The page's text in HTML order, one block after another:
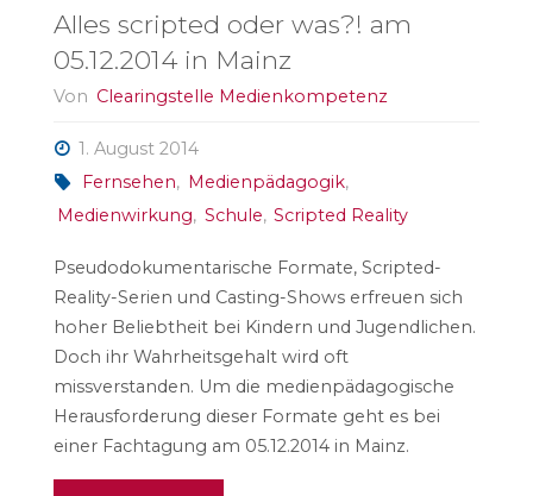
Alles scripted oder was?! am
05.12.2014 in Mainz
Von Clearingstelle Medienkompetenz
1. August 2014
Fernsehen, Medienpädagogik,
Medienwirkung, Schule, Scripted Reality
Pseudodokumentarische Formate, Scripted-
Reality-Serien und Casting-Shows erfreuen sich
hoher Beliebtheit bei Kindern und Jugendlichen.
Doch ihr Wahrheitsgehalt wird oft
missverstanden. Um die medienpädagogische
Herausforderung dieser Formate geht es bei
einer Fachtagung am 05.12.2014 in Mainz.